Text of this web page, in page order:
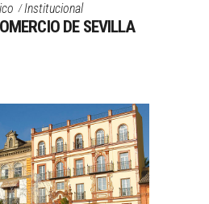
Institucional
DE SEVILLA